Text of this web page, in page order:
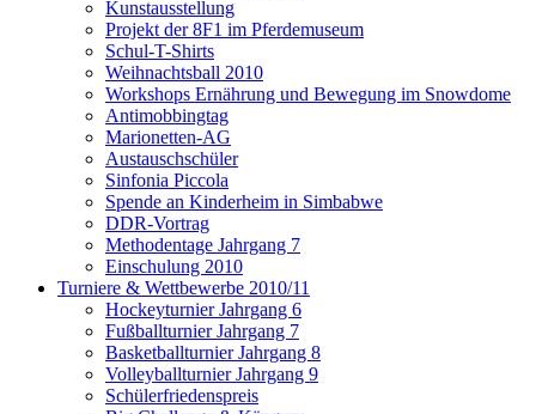
Kunstausstellung
Projekt der 8F1 im Pferdemuseum
Schul-T-Shirts
Weihnachtsball 2010
Workshops Ernährung und Bewegung im Snowdome
Antimobbingtag
Marionetten-AG
Austauschschüler
Sinfonia Piccola
Spende an Kinderheim in Simbabwe
DDR-Vortrag
Methodentage Jahrgang 7
Einschulung 2010
Turniere & Wettbewerbe 2010/11
Hockeyturnier Jahrgang 6
Fußballturnier Jahrgang 7
Basketballturnier Jahrgang 8
Volleyballturnier Jahrgang 9
Schülerfriedenspreis